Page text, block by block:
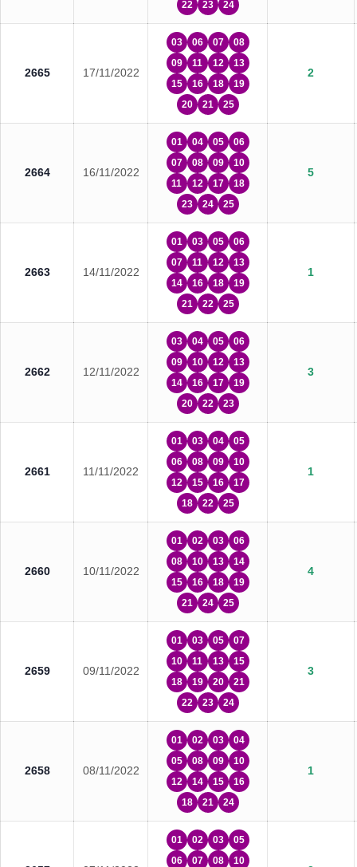
22
23 24
2665 17/11/2022
03 06 07
08
09
11 12
13
15
16 18
19
20
21 25
2
2664 16/11/2022
01 04 05
06
07
08 09
10
11
12 17
18
23
24 25
5
2663 14/11/2022
01 03 05
06
07
11 12
13
14
16 18
19
21
22 25
1
2662 12/11/2022
03 04 05
06
09
10 12
13
14
16 17
19
20
22 23
3
2661 11/11/2022
01 03 04
05
06
08 09
10
12
15 16
17
18
22 25
1
2660 10/11/2022
01 02 03
06
08
10 13
14
15
16 18
19
21
24 25
4
2659 09/11/2022
01 03 05
07
10
11 13
15
18
19 20
21
22
23 24
3
2658 08/11/2022
01 02 03
04
05
08 09
10
12
14 15
16
18
21 24
1
01 02 03
05
06
07 08 10